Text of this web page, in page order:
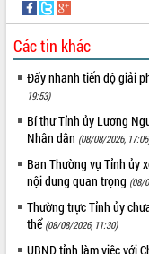
Loading the player...
Trailer Lễ hội Sầu riêng Đắk
2026
Khám bệnh, cấp phát thuốc
và tặng quà người dân xã Cư
Hội nghị UBND tỉnh Đắk Lắk
tháng 7/2026
Lễ truy tặng danh hiệu “Bà
Nam Anh hùng” và trao
Lao động
UBND tỉnh Đắk Lắk triển khai
ALBUM ẢNH
Các tin khác
Đẩy nhanh tiến độ giải
19:53)
Bí thư Tỉnh ủy Lương
Nhân dân (08/08/2026,
Ban Thường vụ Tỉnh ủy
nội dung quan trọng (08/
Thường trực Tỉnh ủy
thể (08/08/2026, 11:30)
UBND tỉnh làm việc với